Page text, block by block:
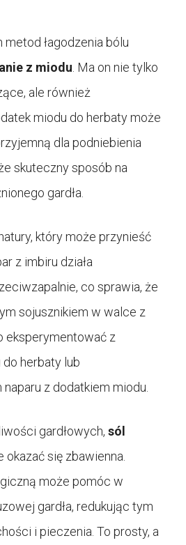
łagodzenia bólu
z miodu . Ma on nie tylko
ale również
miodu do herbaty może
dla podniebienia
skuteczny sposób na
gardła.
który może przynieść
z imbiru działa
co sprawia, że
sojusznikiem w walce z
eksperymentować z
herbaty lub
z dodatkiem miodu.
gardłowych, sól
okazać się zbawienna.
może pomóc w
gardła, redukując tym
i pieczenia. To prosty, a